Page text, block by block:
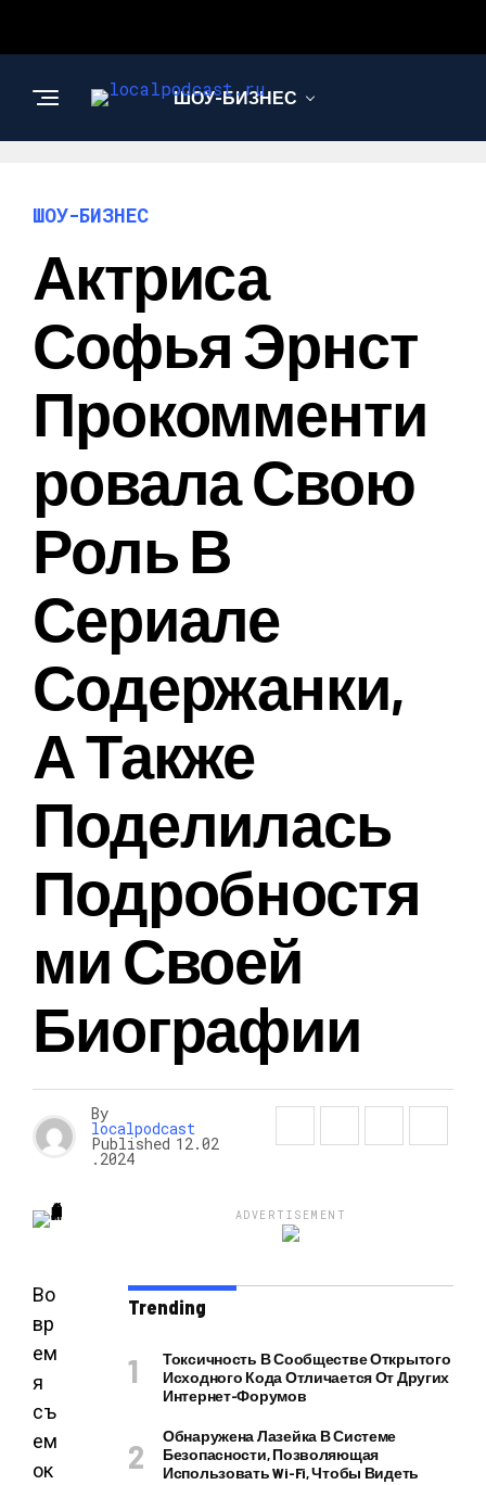
ШОУ-БИЗНЕС
ШОУ-БИЗНЕС
Актриса
Софья Эрнст
Прокомменти
Ровала Свою
Роль В
Сериале
Содержанки,
А Также
Поделилась
Подробностя
Ми Своей
Биографии
By
localpodcast
Published 12.02
.2024
Во
вр
ем
я
съ
ем
ок
ADVERTISEMENT
Trending
Токсичность В Сообществе Открытого
Исходного Кода Отличается От Других
Интернет-Форумов
Обнаружена Лазейка В Системе
Безопасности, Позволяющая
Использовать Wi-Fi, Чтобы Видеть